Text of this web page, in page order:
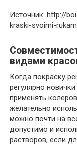
Источник: http://
kraski-svoimi-
видами
Когда покраску
регулярно
применять
желательно
можно почти на
допустимо и
растворов, если